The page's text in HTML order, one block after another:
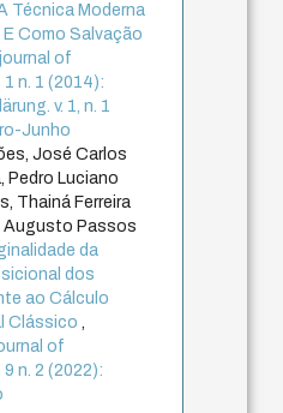
Técnica Moderna
Como Salvação
of
n. 1 (2014):
v. 1, n. 1
Junho
José Carlos
Pedro Luciano
Thainá Ferreira
Augusto Passos
da
dos
ao Cálculo
Clássico,
of
n. 2 (2022):